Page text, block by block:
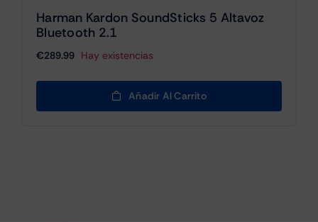
Harman Kardon SoundSticks 5 Altavoz
Bluetooth 2.1
€289.99 Hay existencias
Añadir Al Carrito